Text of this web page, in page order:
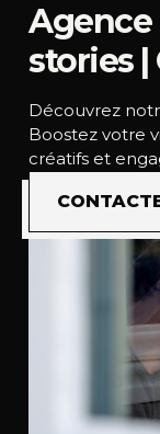
Agence
stories
Découvrez
Boostez votre
créatifs et